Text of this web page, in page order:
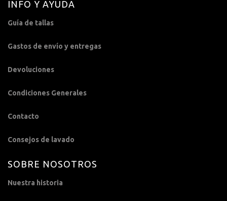
INFO Y AYUDA
Guía de tallas
Gastos de envío y entregas
Devoluciones
Condiciones Generales
Contacto
Consejos de lavado
SOBRE NOSOTROS
Nuestra historia